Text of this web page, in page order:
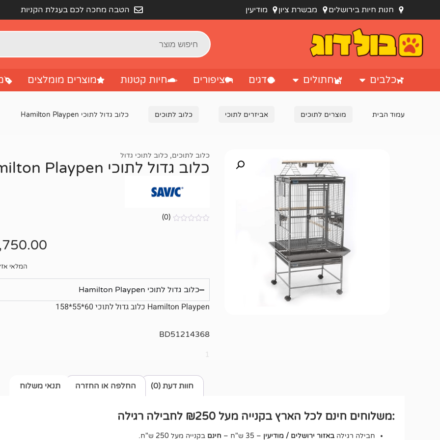
חנות חיות בירושלים מבשרת ציון מודיעין הטבה מחכה לכם בעגלת הקניות
כלבים חתולים דגים ציפורים חיות קטנות מוצרים מומלצים
עמוד הבית מוצרים לתוכים אביזרים לתוכי כלוב לתוכים כלוב גדול לתוכי Hamilton Playpen
כלוב לתוכים, כלוב לתוכי גדול
כלוב גדול לתוכי Hamilton Playpen
(0)
המלאי
כלוב גדול לתוכי Hamilton Playpen
Hamilton Playpen כלוב גדול לתוכי 60*55*158
BD51214368
1
תנאי משלוח חוות דעת (0) החלפה או החזרה
:משלוחים חינם לכל הארץ בקנייה מעל ₪250 לחבילה רגילה
חבילה רגילה באזור ירושלים / מודיעין – 35 ש"ח – חינם בקנייה מעל 250 ש"ח.